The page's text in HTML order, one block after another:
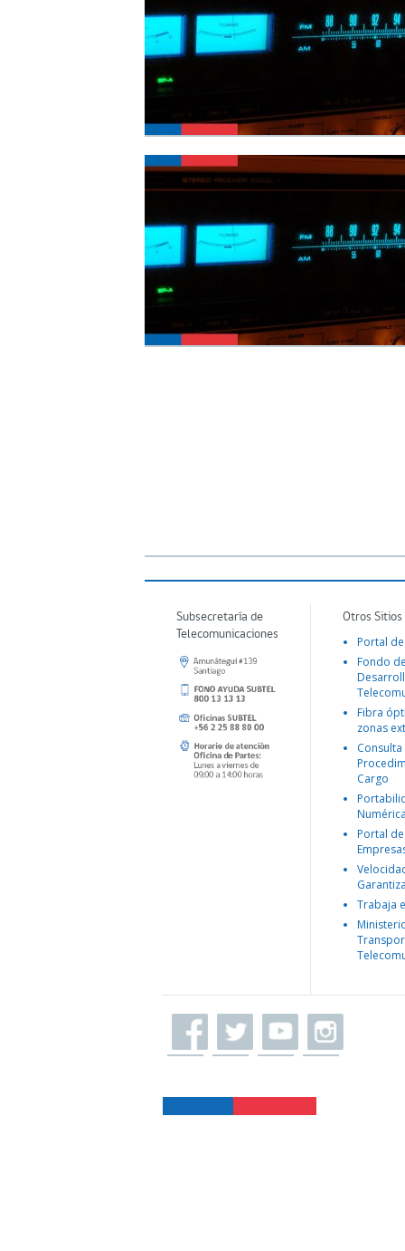
Subsecretaría de
Telecomunicaciones
Otros
Portal
Fondo
Fibra
zonas
Consulta
Cargo
Portal
Trabaja